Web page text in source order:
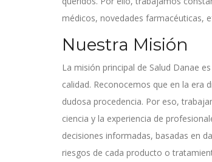
médicos, novedades farmacéuticas,
Nuestra Misión
La misión principal de Salud Danae
calidad. Reconocemos que en la era
dudosa procedencia. Por eso,
ciencia y la experiencia de
decisiones informadas, basadas en
riesgos de cada producto o